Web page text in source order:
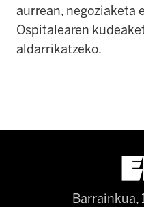
aurrean, negoziaketa
Ospitalearen
aldarrikatzeko.
Barrainkua,